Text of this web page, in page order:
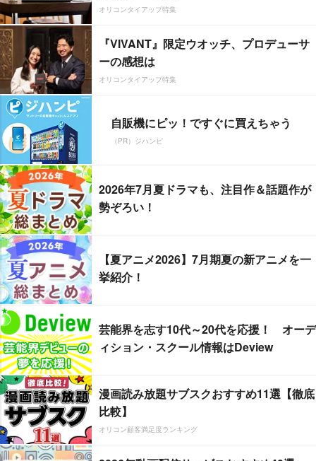
オリコンタイアップ特集
『VIVANT』限定ウオッチ、プロデューサ
ーの感想は
オリコンタイアップ特集
自販機にピッ！ですぐに買えちゃう
（PR）ジハンピ
2026年7月夏ドラマも、注目作＆話題作が
勢ぞろい！
【夏アニメ2026】7月期夏の新アニメを一
挙紹介！
芸能界を志す10代～20代を応援！ オーデ
ィション・スクール情報はDeview
漫画読み放題サブスクおすすめ11選【徹底
比較】
オリコン顧客満足度ランキング